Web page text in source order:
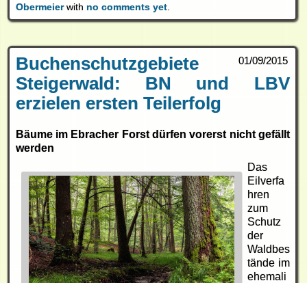
Obermeierwith no comments yet.
01/09/2015
Buchenschutzgebiete
Steigerwald: BN und LBV
erzielen ersten Teilerfolg
Bäume im Ebracher Forst dürfen vorerst nicht gefällt
werden
Das
Eilverfa
hren
zum
Schutz
der
Waldbes
tände im
ehemali